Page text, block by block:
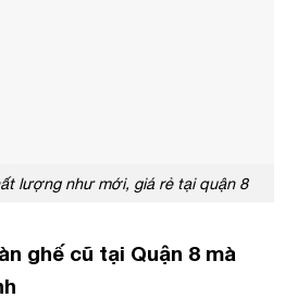
lượng như mới, giá rẻ tại quận 8
ghế cũ tại Quận 8 mà